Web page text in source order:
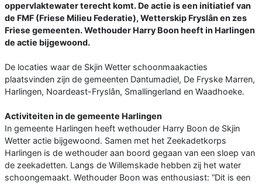
oppervlaktewater terecht komt. De actie is een initiatief van
de FMF (Friese Milieu Federatie), Wetterskip Fryslân en zes
Friese gemeenten. Wethouder Harry Boon heeft in Harlingen
de actie bijgewoond.
De locaties waar de Skjin Wetter schoonmaakacties
plaatsvinden zijn de gemeenten Dantumadiel, De Fryske Marren,
Harlingen, Noardeast-Fryslân, Smallingerland en Waadhoeke.
Activiteiten in de gemeente Harlingen
In gemeente Harlingen heeft wethouder Harry Boon de Skjin
Wetter actie bijgewoond. Samen met het Zeekadetkorps
Harlingen is de wethouder aan boord gegaan van een sloep van
de zeekadetten. Langs de Willemskade hebben zij het water
schoongemaakt. Wethouder Boon was enthousiast: “Dit is een